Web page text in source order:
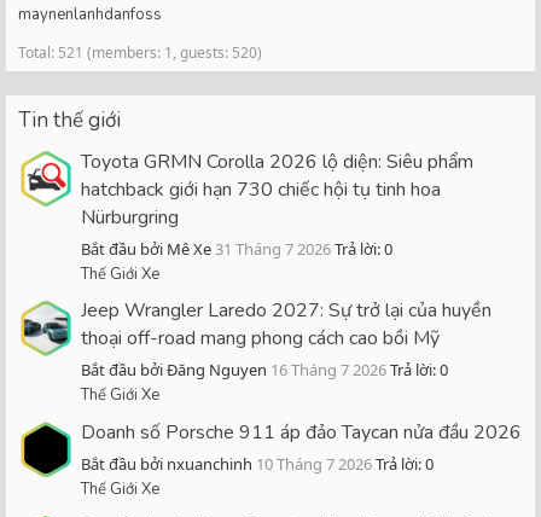
maynenlanhdanfoss
Total: 521 (members: 1, guests: 520)
Tin thế giới
Toyota GRMN Corolla 2026 lộ diện: Siêu phẩm
hatchback giới hạn 730 chiếc hội tụ tinh hoa
Nürburgring
Bắt đầu bởi Mê Xe31 Tháng 7 2026Trả lời: 0
Thế Giới Xe
Jeep Wrangler Laredo 2027: Sự trở lại của huyền
thoại off-road mang phong cách cao bồi Mỹ
Bắt đầu bởi Đăng Nguyen 16 Tháng 7 2026Trả lời: 0
Thế Giới Xe
Doanh số Porsche 911 áp đảo Taycan nửa đầu 2026
Bắt đầu bởi nxuanchinh 10 Tháng 7 2026Trả lời: 0
Thế Giới Xe